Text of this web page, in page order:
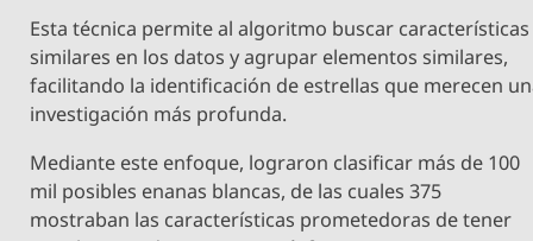
Esta técnica permite al algoritmo buscar características
similares en los datos y agrupar elementos similares,
facilitando la identificación de estrellas que merecen
investigación más profunda.
Mediante este enfoque, lograron clasificar más de 100
mil posibles enanas blancas, de las cuales 375
mostraban las características prometedoras de tener